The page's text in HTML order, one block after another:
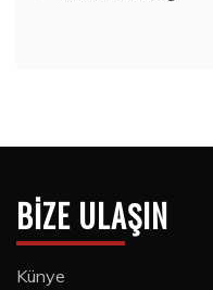
BIZE ULAŞIN
Künye